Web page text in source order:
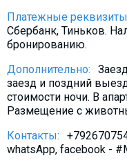
Платежные
Сбербанк, Тиньков.
бронированию.
Дополнительно:
заезд и поздний
стоимости ночи. В
Размещение с
Контакты:
whatsApp, facebook -